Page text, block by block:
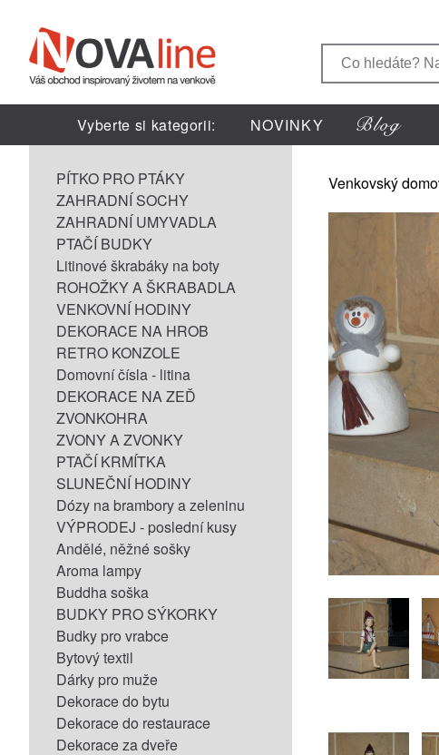
Vyberte si kategorii: NOVINKY
PÍTKO PRO PTÁKY
ZAHRADNÍ SOCHY
ZAHRADNÍ UMYVADLA
PTAČÍ BUDKY
Litinové škrabáky na boty
ROHOŽKY A ŠKRABADLA
VENKOVNÍ HODINY
DEKORACE NA HROB
RETRO KONZOLE
Domovní čísla - litina
DEKORACE NA ZEĎ
ZVONKOHRA
ZVONY A ZVONKY
PTAČÍ KRMÍTKA
SLUNEČNÍ HODINY
Dózy na brambory a zeleninu
VÝPRODEJ - poslední kusy
Andělé, něžné sošky
Aroma lampy
Buddha soška
BUDKY PRO SÝKORKY
Budky pro vrabce
Bytový textil
Dárky pro muže
Dekorace do bytu
Dekorace do restaurace
Dekorace za dveře
Venkovský